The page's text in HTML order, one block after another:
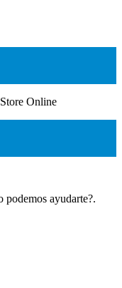
Online
podemos ayudarte?.